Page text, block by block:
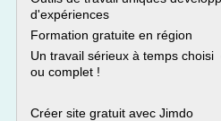
d'expériences
Formation gratuite en région
Un travail sérieux à temps
ou complet !
Créer site gratuit avec Jimdo